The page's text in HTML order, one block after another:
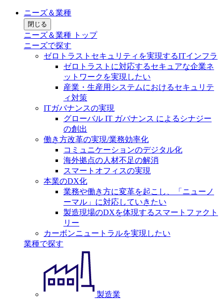
ニーズ＆業種
閉じる
ニーズ＆業種 トップ
ニーズで探す
ゼロトラストセキュリティを実現するITインフラ
ゼロトラストに対応するセキュアな企業ネ
ットワークを実現したい
産業・生産用システムにおけるセキュリテ
ィ対策
ITガバナンスの実現
グローバル IT ガバナンス によるシナジー
の創出
働き方改革の実現/業務効率化
コミュニケーションのデジタル化
海外拠点の人材不足の解消
スマートオフィスの実現
本業のDX化
業務や働き方に変革を起こし、「ニューノ
ーマル」に対応していきたい
製造現場のDXを体現するスマートファクト
リー
カーボンニュートラルを実現したい
業種で探す
製造業